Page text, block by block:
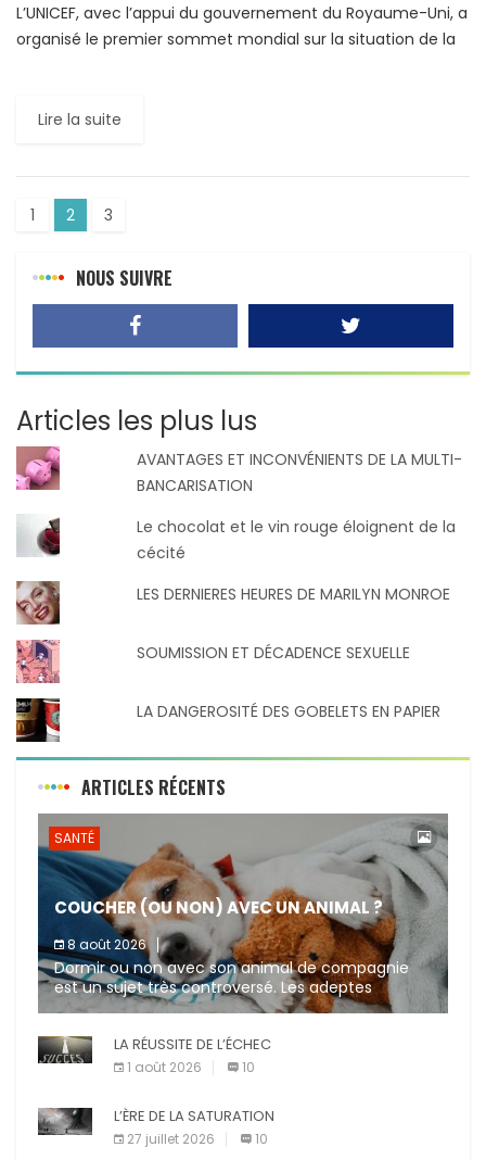
L’UNICEF, avec l’appui du gouvernement du Royaume-Uni, a
organisé le premier sommet mondial sur la situation de la
Lire la suite
1 2 3
NOUS SUIVRE
Articles les plus lus
AVANTAGES ET INCONVÉNIENTS DE LA MULTI-
BANCARISATION
Le chocolat et le vin rouge éloignent de la
cécité
LES DERNIERES HEURES DE MARILYN MONROE
SOUMISSION ET DÉCADENCE SEXUELLE
LA DANGEROSITÉ DES GOBELETS EN PAPIER
ARTICLES RÉCENTS
SANTÉ
COUCHER (OU NON) AVEC UN ANIMAL ?
8 août 2026
Dormir ou non avec son animal de compagnie
est un sujet très controversé. Les adeptes
affirment que la présence de leur compagnon à
LA RÉUSSITE DE L’ÉCHEC
1 août 2026 10
L’ÈRE DE LA SATURATION
27 juillet 2026 10